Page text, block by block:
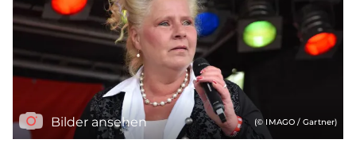
Bilder ansehen (© IMAGO / Gartner)